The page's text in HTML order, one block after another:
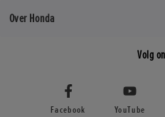
1488mm
Over Honda
Volg
Facebook YouTube